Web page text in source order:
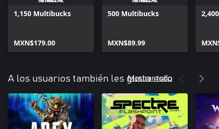
1,150 Multibucks
MXN$179.00
500 Multibucks
MXN$89.99
A los usuarios también les gusta esto
Mostrar todo